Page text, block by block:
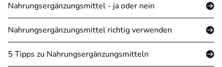
Nahrungsergänzungsmittel - ja oder nein
Nahrungsergänzungsmittel richtig verwenden
5 Tipps zu Nahrungsergänzungsmitteln